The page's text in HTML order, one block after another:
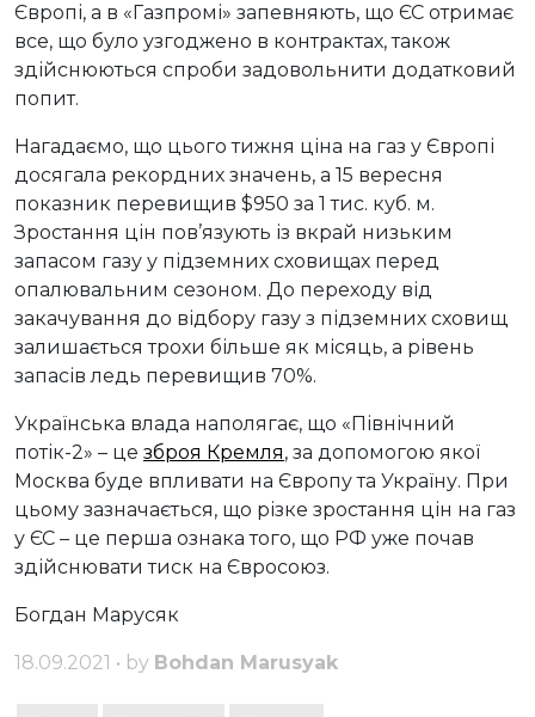
Європі, а в «Газпромі» запевняють, що ЄС отримає
все, що було узгоджено в контрактах, також
здійснюються спроби задовольнити додатковий
попит.
Нагадаємо, що цього тижня ціна на газ у Європі
досягала рекордних значень, а 15 вересня
показник перевищив $950 за 1 тис. куб. м.
Зростання цін пов’язують із вкрай низьким
запасом газу у підземних сховищах перед
опалювальним сезоном. До переходу від
закачування до відбору газу з підземних сховищ
залишається трохи більше як місяць, а рівень
запасів ледь перевищив 70%.
Українська влада наполягає, що «Північний
потік-2» – це зброя Кремля, за допомогою якої
Москва буде впливати на Європу та Україну. При
цьому зазначається, що різке зростання цін на газ
у ЄС – це перша ознака того, що РФ уже почав
здійснювати тиск на Євросоюз.
Богдан Марусяк
18.09.2021 • by Bohdan Marusyak